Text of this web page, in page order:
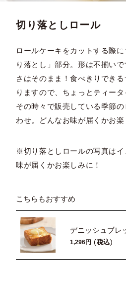
切り落としロール
ロールケーキをカットする際
り落とし」部分。形は不揃い
さはそのまま！食べきりでき
りますので、ちょっとティー
その時々で販売している季節
わせ。どんなお味が届くかお楽
※切り落としロールの写真はイ
味が届くかお楽しみに！
こちらもおすすめ
デニッシュブレ
1,296 税込